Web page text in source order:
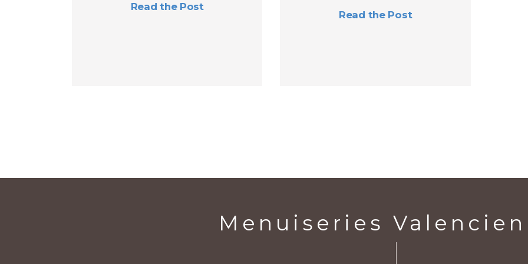
Read the Post
Read the Post
Menuiseries